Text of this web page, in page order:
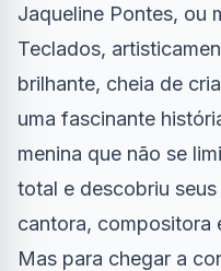
Jaqueline Pontes, ou
Teclados,
brilhante, cheia de
uma fascinante
menina que não se
total e descobriu
cantora, compositora
Mas para chegar a